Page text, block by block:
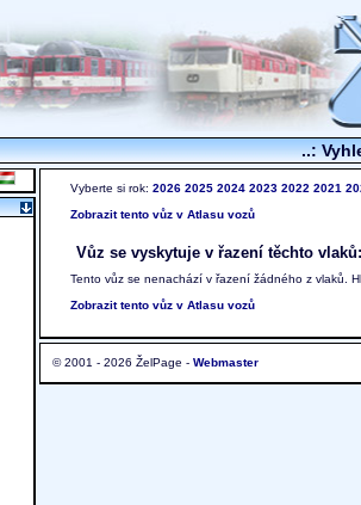
..:
Vyberte si rok: 2026 2025 2024 2023 2022 2021
Zobrazit tento vůz v Atlasu vozů
Vůz se vyskytuje v řazení těchto vlaků:
Tento vůz se nenachází v řazení žádného z vlaků.
Zobrazit tento vůz v Atlasu vozů
© 2001 - 2026 ŽelPage - Webmaster